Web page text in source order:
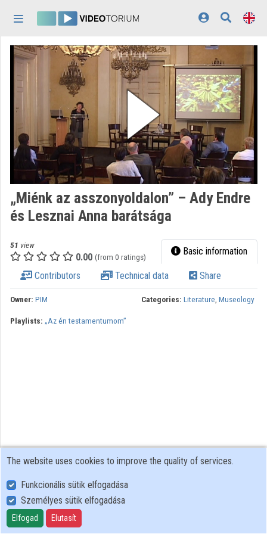
Home
Log In
Categories
Playlists
Organizations
Contributors
„Miénk az asszonyoldalon” – Ady Endre
és Lesznai Anna barátsága
51 view
0.00 (from 0 ratings) Basic information
Contributors Technical data Share
Owner: PIM Categories: Literature, Museology
Playlists: „Az én testamentumom”
User Policy
Adatkezelési tájékoztató (en)
Cookie Policy
The website uses cookies to improve the quality of services.
Funkcionális sütik elfogadása
Személyes sütik elfogadása
Elfogad Elutasít